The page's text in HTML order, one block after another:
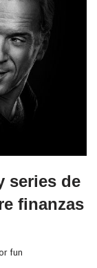
series de
finanzas
fun